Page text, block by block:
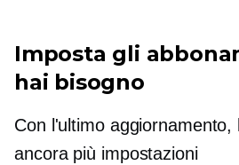
Imposta gli
hai bisogno
Con l'ultimo aggiornamento,
ancora più impostazioni